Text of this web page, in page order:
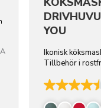
YOU
Ikonisk
Tillbehör i